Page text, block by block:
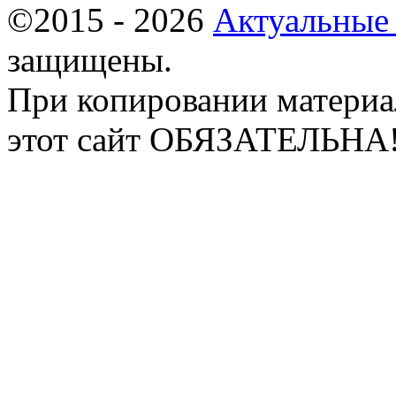
©2015 - 2026
защищены.
При копировании
этот сайт